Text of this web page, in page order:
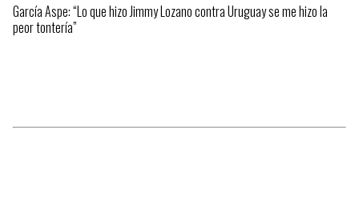
García Aspe: “Lo que hizo Jimmy Lozano contra Uruguay se me hizo la
peor tontería”